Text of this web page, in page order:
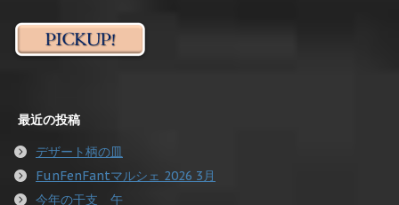
最近の投稿
デザート柄の皿
FunFenFantマルシェ 2026 3月
今年の干支 午